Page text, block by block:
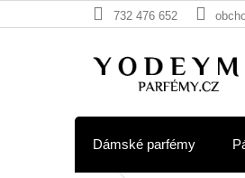
na
732 476 652
Dámské parfémy